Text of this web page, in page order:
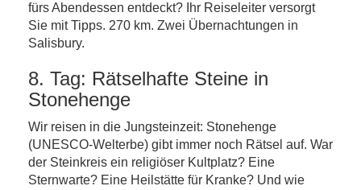
fürs Abendessen entdeckt? Ihr Reiseleiter versorgt
Sie mit Tipps. 270 km. Zwei Übernachtungen in
Salisbury.
8. Tag: Rätselhafte Steine in
Stonehenge
Wir reisen in die Jungsteinzeit: Stonehenge
(UNESCO-Welterbe) gibt immer noch Rätsel auf. War
der Steinkreis ein religiöser Kultplatz? Eine
Sternwarte? Eine Heilstätte für Kranke? Und wie